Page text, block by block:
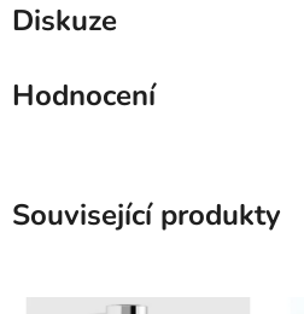
Diskuze
Hodnocení
Související produkty